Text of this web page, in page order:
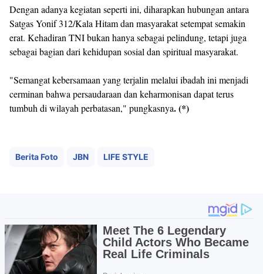
Dengan adanya kegiatan seperti ini, diharapkan hubungan antara
Satgas Yonif 312/Kala Hitam dan masyarakat setempat semakin
erat. Kehadiran TNI bukan hanya sebagai pelindung, tetapi juga
sebagai bagian dari kehidupan sosial dan spiritual masyarakat.
"Semangat kebersamaan yang terjalin melalui ibadah ini menjadi
cerminan bahwa persaudaraan dan keharmonisan dapat terus
tumbuh di wilayah perbatasan," pungkasnya. (*)
Berita Foto JBN LIFE STYLE